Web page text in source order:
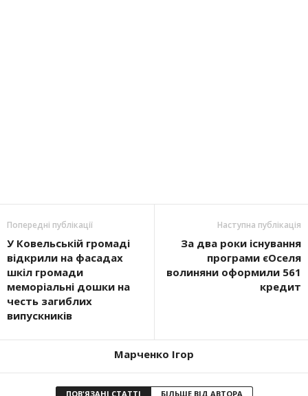
Попередні публікації
У Ковельській громаді
відкрили на фасадах
шкіл громади
меморіальні дошки на
честь загиблих
випускників
Наступна публікація
За два роки існування
програми єОселя
волиняни оформили 561
кредит
Марченко Ігор
ПОВ'ЯЗАНІ СТАТТІ БІЛЬШЕ ВІД АВТОРА